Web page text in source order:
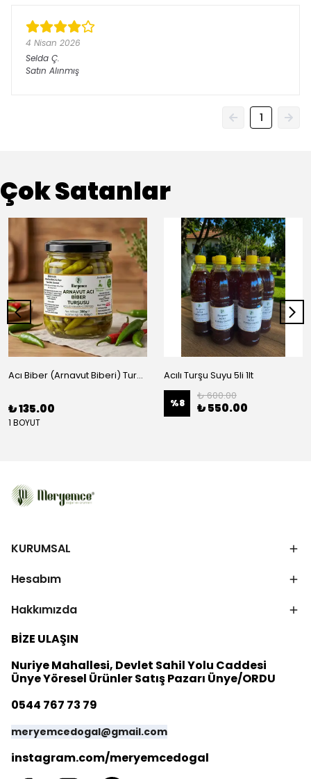
4 Nisan 2026
Selda Ç.
Satın Alınmış
1
Çok Satanlar
Acı Biber (Arnavut Biberi) Turşusu - BRÜT 425CC
₺ 135.00
1 BOYUT
Acılı Turşu Suyu 5li 1lt
%8
₺ 600.00
₺ 550.00
KURUMSAL
Hesabım
Hakkımızda
BİZE ULAŞIN
Nuriye Mahallesi, Devlet Sahil Yolu Caddesi
Ünye Yöresel Ürünler Satış Pazarı Ünye/ORDU
0544 767 73 79
meryemcedogal@gmail.com
instagram.com/meryemcedogal